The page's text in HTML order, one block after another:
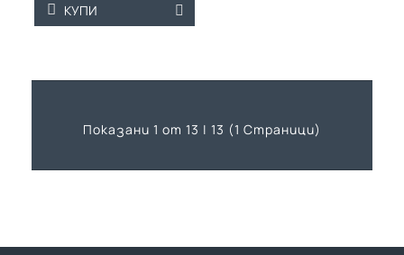
КУПИ
Показани 1 от 13 | 13 (1 Страници)